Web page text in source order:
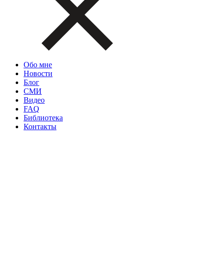
Обо мне
Новости
Блог
СМИ
Видео
FAQ
Библиотека
Контакты